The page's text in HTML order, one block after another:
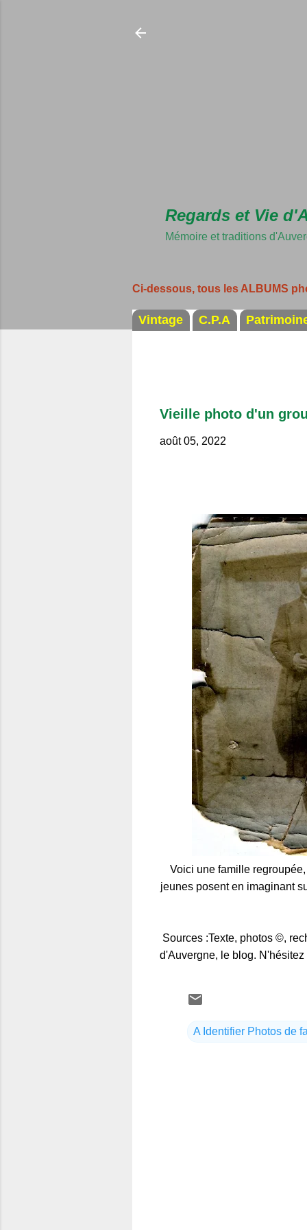
Regards et Vie
Mémoire et traditions
Ci-dessous, tous les ALBUMS
Vintage C.P.A
Vieille photo d'un
août 05, 2022
Voici une famille
jeunes posent en imaginant
Sources :Texte, photos ©,
d'Auvergne, le blog.
A Identifier Photos de